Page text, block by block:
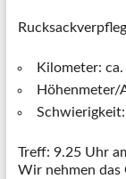
Kilometer: ca.
Höhenmeter/
Treff: 9.25 Uhr
Wir nehmen das